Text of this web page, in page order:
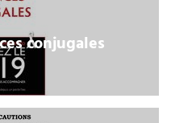
conjugales